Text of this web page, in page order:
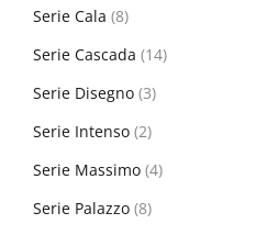
Serie Cala (8)
Serie Cascada (14)
Serie Disegno (3)
Serie Intenso (2)
Serie Massimo (4)
Serie Palazzo (8)